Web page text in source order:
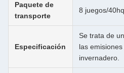
Paquete de
transporte
8 juegos/40hq
Especificación
Se trata de
las
invernadero.